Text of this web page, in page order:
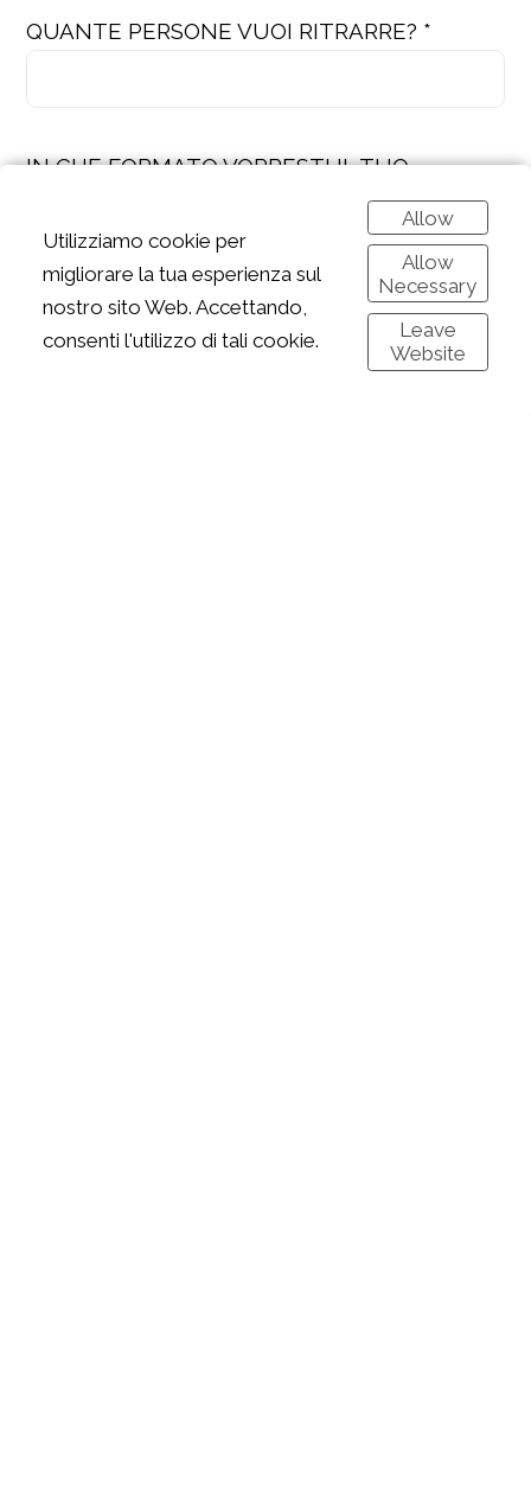
QUANTE PERSONE VUOI RITRARRE? *
IN CHE FORMATO VORRESTI IL TUO
FONDO BIANCO O SCENA
Utilizziamo cookie per
migliorare la tua esperienza sul
nostro sito Web. Accettando,
consenti l'utilizzo di tali cookie.
Allow
Allow
Necessary
Leave
Website